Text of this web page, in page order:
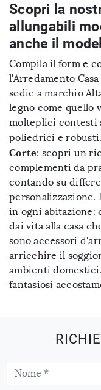
Scopri la
allungabili
anche il
Compila il form e
l'Arredamento
sedie a marchio
legno come quello
molteplici contesti
poliedrici e robusti.
Corte: scopri un
complementi da
contando su
in ogni abitazione:
dai vita alla casa
sono accessori
arricchire il
ambienti
fantasiosi